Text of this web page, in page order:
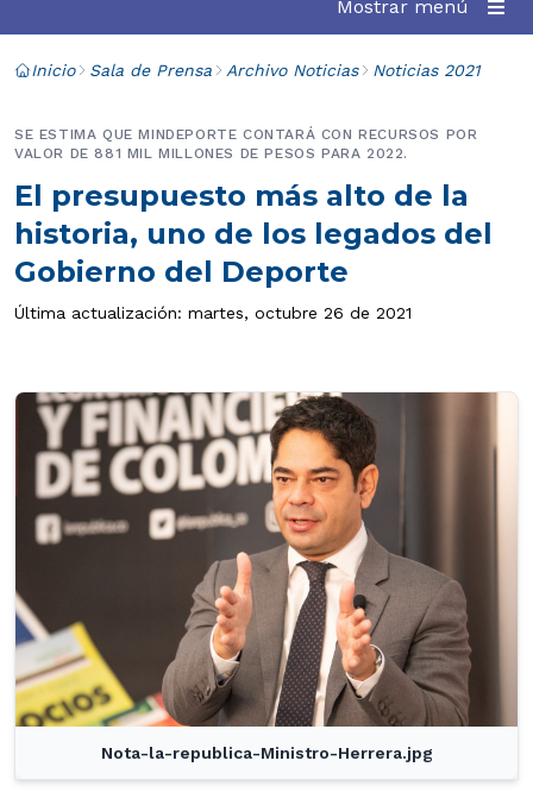
Mostrar menú
Inicio Sala de Prensa Archivo Noticias Noticias 2021
El presupuesto más alto de la
historia, uno de los legados del
Gobierno del Deporte
SE ESTIMA QUE MINDEPORTE CONTARÁ CON RECURSOS POR
VALOR DE 881 MIL MILLONES DE PESOS PARA 2022.
Última actualización: martes, octubre 26 de 2021
Nota-la-republica-Ministro-Herrera.jpg